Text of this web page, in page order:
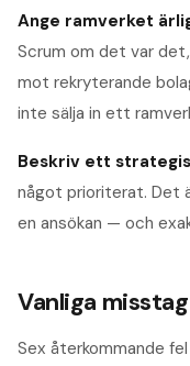
Ange ramverket
Scrum om det var
mot rekryterande
inte sälja in ett
Beskriv ett
något prioriterat. Det
en ansökan — och
Vanliga
Sex återkommande